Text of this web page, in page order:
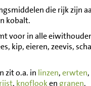
die rijk zijn
kobalt.
voor in alle
kip, eieren, zeevis,
zit o.a. in linzen,erwten,
, knoflooken granen.